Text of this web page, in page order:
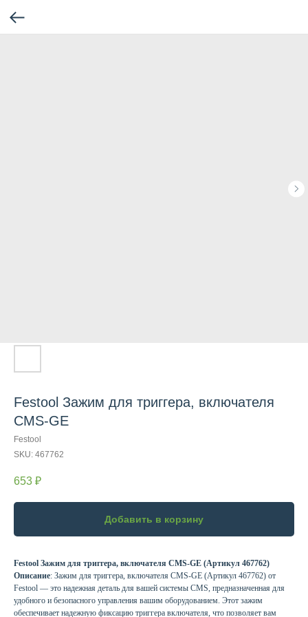
Festool Зажим для триггера, включателя
CMS-GE
Festool
SKU: 467762
653 ₽
Добавить в корзину
Festool Зажим для триггера, включателя CMS-GE (Артикул 467762)
Описание: Зажим для триггера, включателя CMS-GE (Артикул 467762) от
Festool — это надежная деталь для вашей системы CMS, предназначенная для
удобного и безопасного управления вашим оборудованием. Этот зажим
обеспечивает надежную фиксацию триггера включателя, что позволяет вам